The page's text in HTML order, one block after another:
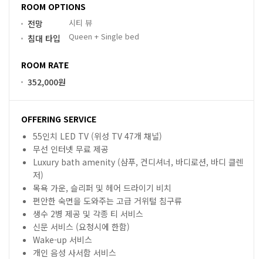
ROOM OPTIONS
전망
시티 뷰
침대 타입 Queen + Single bed
ROOM RATE
352,000원
OFFERING SERVICE
55인치 LED TV (위성 TV 47개 채널)
무선 인터넷 무료 제공
Luxury bath amenity (샴푸, 컨디셔너, 바디로션, 바디 클렌
저)
목욕 가운, 슬리퍼 및 헤어 드라이기 비치
편안한 숙면을 도와주는 고급 거위털 침구류
생수 2병 제공 및 각종 티 서비스
신문 서비스 (요청시에 한함)
Wake-up 서비스
개인 음성 사서함 서비스